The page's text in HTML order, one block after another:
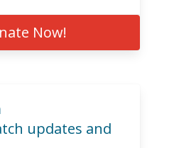
Now!
updates and